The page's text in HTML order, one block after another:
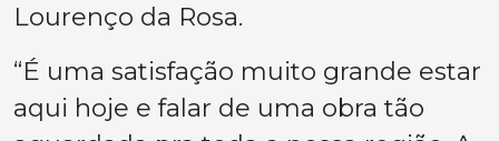
Lourenço da Rosa.
“É uma satisfação muito grande estar
aqui hoje e falar de uma obra tão